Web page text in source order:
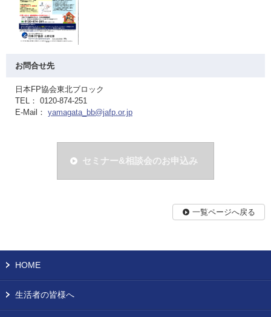
お問合せ先
日本FP協会東北ブロック
TEL： 0120-874-251
E-Mail： yamagata_bb@jafp.or.jp
セミナー&相談会のお申込み
一覧ページへ戻る
HOME
生活者の皆様へ